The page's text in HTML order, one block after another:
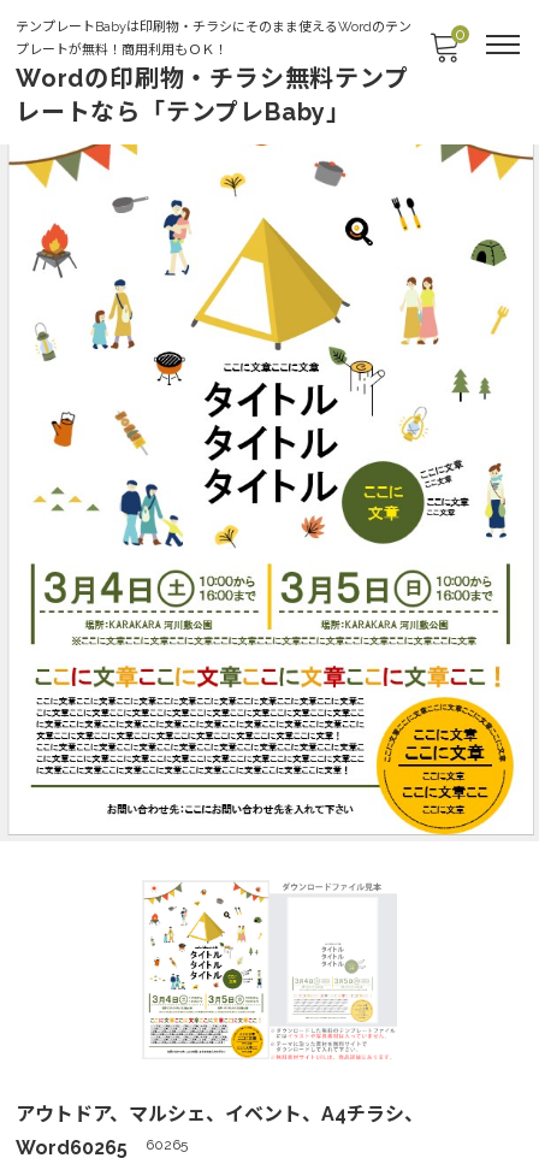
テンプレートBabyは印刷物・チラシにそのまま使えるWordのテン
プレートが無料！商用利用もＯＫ！
Wordの印刷物・チラシ無料テンプ
レートなら「テンプレBaby」
0
アウトドア、マルシェ、イベント、A4チラシ、
Word60265
60265